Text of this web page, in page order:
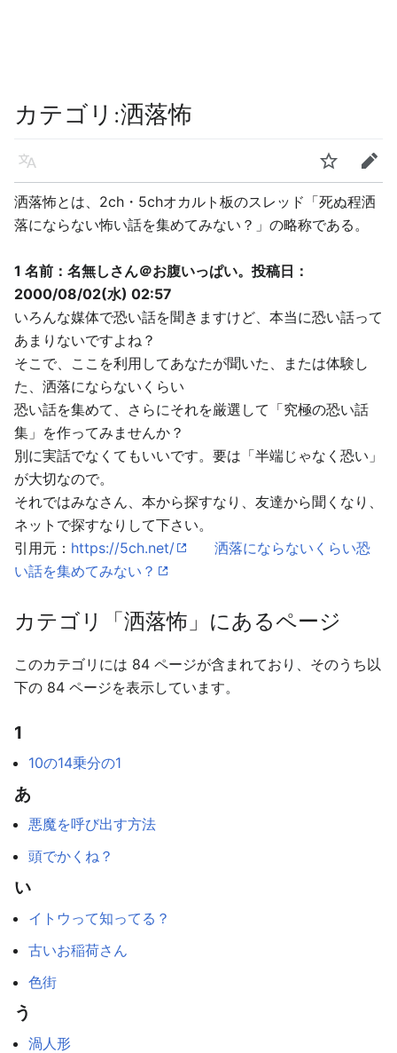
カテゴリ :洒落怖
言語
洒落怖とは、2ch・5chオカルト板のスレッド「死ぬ程洒
落にならない怖い話を集めてみない？」の略称である。
1 名前：名無しさん＠お腹いっぱい。投稿日：
2000/08/02(水) 02:57
いろんな媒体で恐い話を聞きますけど、本当に恐い話って
あまりないですよね？
そこで、ここを利用してあなたが聞いた、または体験し
た、洒落にならないくらい
恐い話を集めて、さらにそれを厳選して「究極の恐い話
集」を作ってみませんか？
別に実話でなくてもいいです。要は「半端じゃなく恐い」
が大切なので。
それではみなさん、本から探すなり、友達から聞くなり、
ネットで探すなりして下さい。
引用元： https://5ch.net/
洒落にならないくらい恐
い話を集めてみない？
カテゴリ「洒落怖」にあるページ
このカテゴリには 84 ページが含まれており、そのうち以
下の 84 ページを表示しています。
1
10の14乗分の1
あ
悪魔を呼び出す方法
頭でかくね？
い
イトウって知ってる？
古いお稲荷さん
色街
う
渦人形